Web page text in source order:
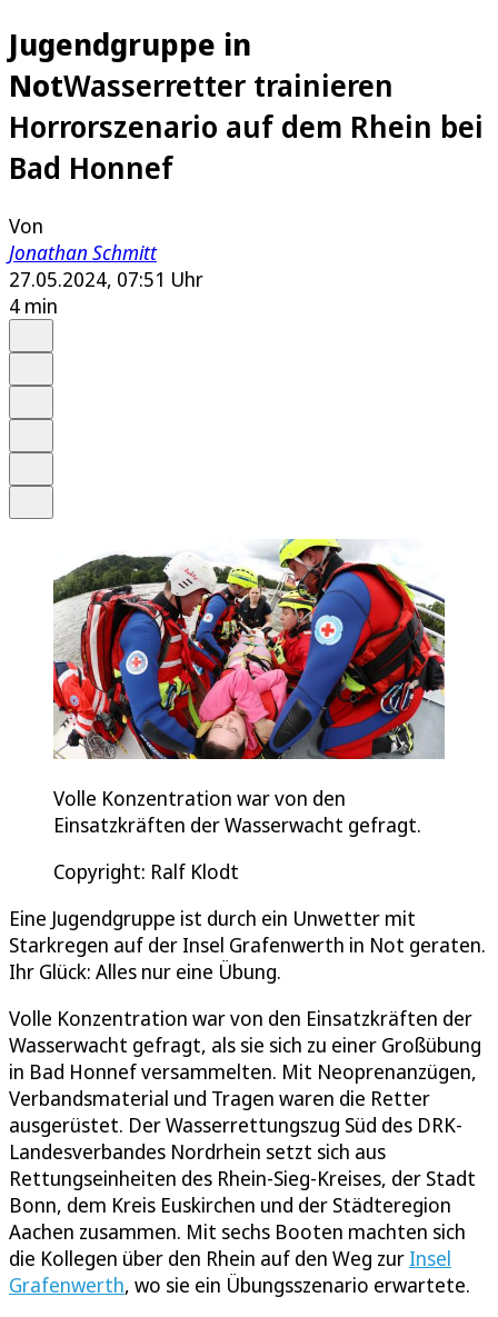
Jugendgruppe in
NotWasserretter trainieren
Horrorszenario auf dem Rhein bei
Bad Honnef
Von
Jonathan Schmitt
27.05.2024, 07:51 Uhr
4 min
Volle Konzentration war von den
Einsatzkräften der Wasserwacht gefragt.
Copyright: Ralf Klodt
Eine Jugendgruppe ist durch ein Unwetter mit
Starkregen auf der Insel Grafenwerth in Not geraten.
Ihr Glück: Alles nur eine Übung.
Volle Konzentration war von den Einsatzkräften der
Wasserwacht gefragt, als sie sich zu einer Großübung
in Bad Honnef versammelten. Mit Neoprenanzügen,
Verbandsmaterial und Tragen waren die Retter
ausgerüstet. Der Wasserrettungszug Süd des DRK-
Landesverbandes Nordrhein setzt sich aus
Rettungseinheiten des Rhein-Sieg-Kreises, der Stadt
Bonn, dem Kreis Euskirchen und der Städteregion
Aachen zusammen. Mit sechs Booten machten sich
die Kollegen über den Rhein auf den Weg zur Insel
Grafenwerth, wo sie ein Übungsszenario erwartete.